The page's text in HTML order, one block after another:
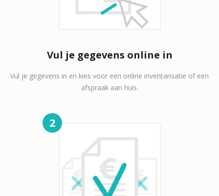
Vul je gegevens online in
Vul je gegevens in en kies voor een online inventarisatie of een
afspraak aan huis.
2